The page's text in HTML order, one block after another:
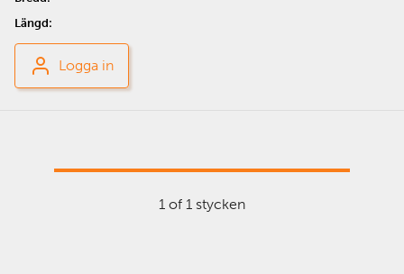
Logga in
1 of 1 stycken